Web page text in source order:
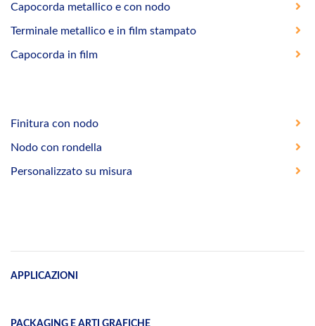
Capocorda metallico e con nodo
Terminale metallico e in film stampato
Capocorda in film
Finitura con nodo
Nodo con rondella
Personalizzato su misura
APPLICAZIONI
PACKAGING E ARTI GRAFICHE